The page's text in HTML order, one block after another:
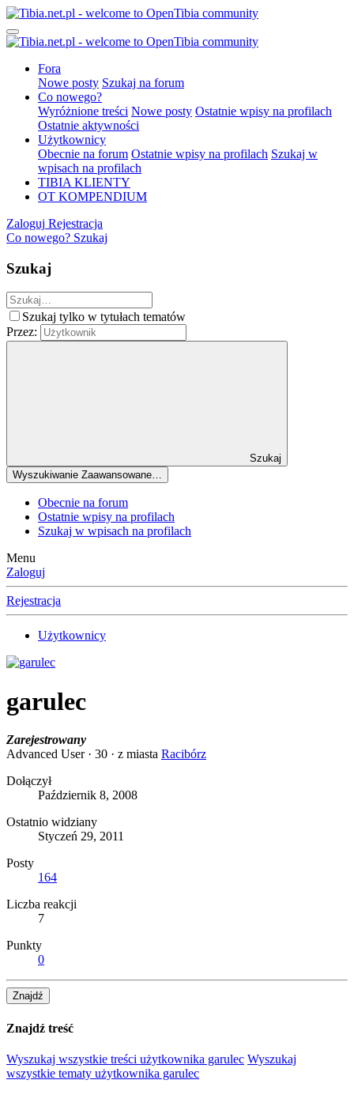
Fora
Nowe posty Szukaj na forum
Co nowego?
Wyróżnione treści Nowe posty Ostatnie wpisy na profilach
Ostatnie aktywności
Użytkownicy
Obecnie na forum Ostatnie wpisy na profilach Szukaj w
wpisach na profilach
TIBIA KLIENTY
OT KOMPENDIUM
Zaloguj Rejestracja
Co nowego? Szukaj
Szukaj
Szukaj tylko w tytułach tematów
Przez:
Szukaj
Wyszukiwanie Zaawansowane…
Obecnie na forum
Ostatnie wpisy na profilach
Szukaj w wpisach na profilach
Menu
Zaloguj
Rejestracja
Użytkownicy
garulec
Zarejestrowany
Advanced User · 30 · z miasta Racibórz
Dołączył
Październik 8, 2008
Ostatnio widziany
Styczeń 29, 2011
Posty
164
Liczba reakcji
7
Punkty
0
Znajdź
Znajdź treść
Wyszukaj wszystkie treści użytkownika garulec Wyszukaj
wszystkie tematy użytkownika garulec